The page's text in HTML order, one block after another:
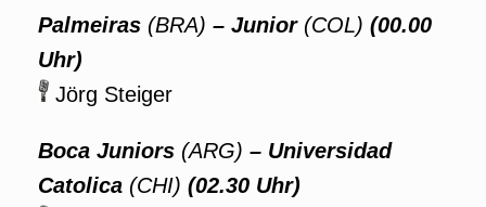
Palmeiras (BRA) – Junior (COL) (00.00
Uhr)
Jörg Steiger
Boca Juniors (ARG) – Universidad
Catolica (CHI) (02.30 Uhr)